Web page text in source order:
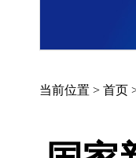
当前位置 > 首页